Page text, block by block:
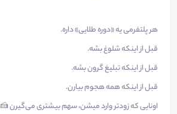
هر پلتفرمی یه «دوره طلایی» داره.
قبل از اینکه شلوغ بشه.
قبل از اینکه تبلیغ گرون بشه.
قبل از اینکه همه هجوم بیارن.
اونایی که زودتر وارد میشن، سهم بیشتری می‌گیرن 🍰